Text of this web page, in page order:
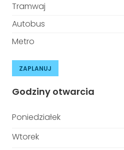
Tramwaj
Autobus
Metro
ZAPLANUJ
Godziny otwarcia
Poniedziałek
Wtorek